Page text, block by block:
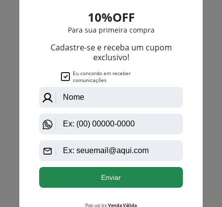
Lattafa
R$ 393,30
de R$ 32,77